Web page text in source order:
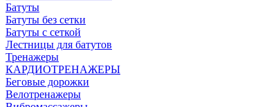
Батуты
Батуты без сетки
Батуты с сеткой
Лестницы для батутов
Тренажеры
КАРДИОТРЕНАЖЕРЫ
Беговые дорожки
Велотренажеры